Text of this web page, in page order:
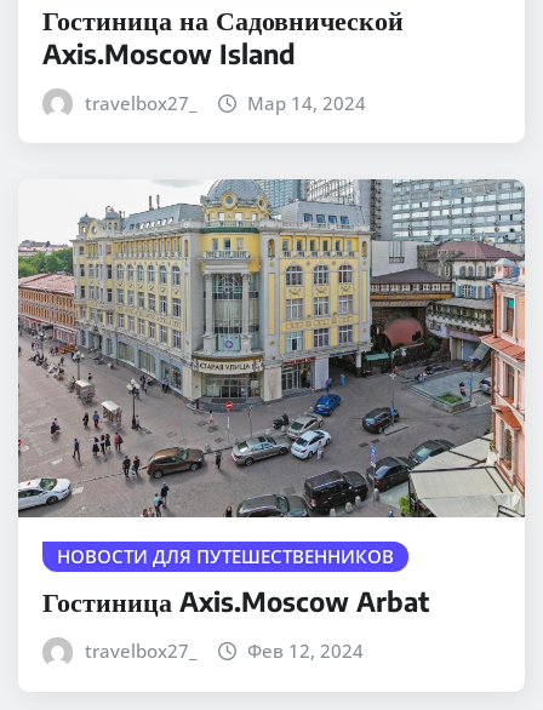
Гостиница на Садовнической
Axis.Moscow Island
travelbox27_ Мар 14, 2024
НОВОСТИ ДЛЯ ПУТЕШЕСТВЕННИКОВ
Гостиница Axis.Moscow Arbat
travelbox27_ Фев 12, 2024